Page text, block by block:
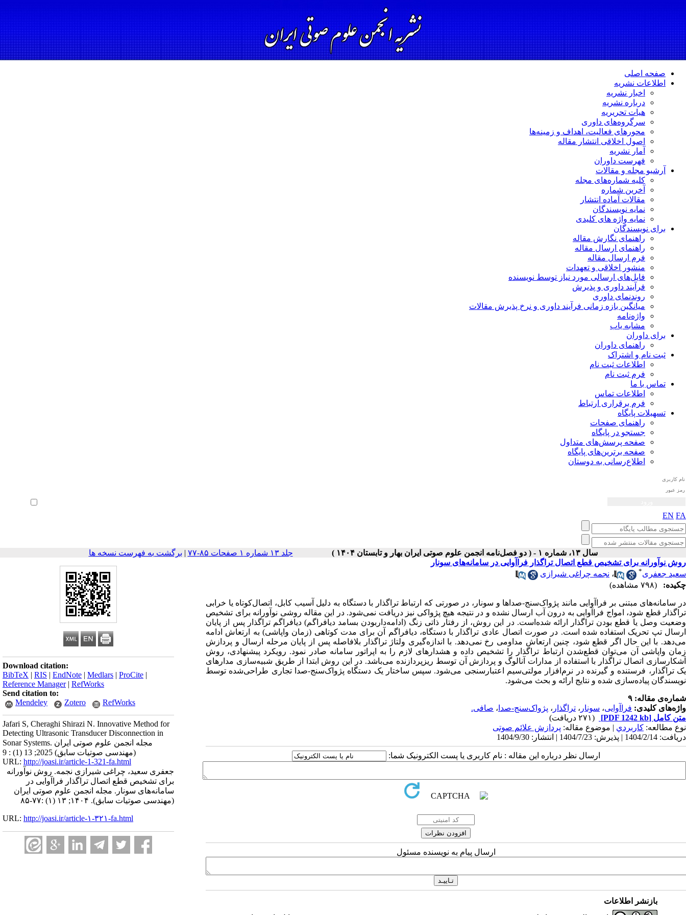
صفحه اصلی
اطلاعات نشریه
اخبار نشریه
درباره نشریه
هیات تحریریه
سرگروه‌های داوری
محورهای فعالیت، اهداف و زمینه‌ها
اصول اخلاقی انتشار مقاله
آمار نشریه
فهرست داوران
آرشیو مجله و مقالات
کلیه شماره‌های مجله
آخرین شماره
مقالات آماده انتشار
نمایه نویسندگان
نمایه واژه های کلیدی
برای نویسندگان
راهنمای نگارش مقاله
راهنمای ارسال مقاله
فرم ارسال مقاله
منشور اخلاقی و تعهدات
فایل‌های ارسالی مورد نیاز توسط نویسنده
فرآیند داوری و پذیرش
روندنمای داوری
میانگین بازه زمانی فرآیند داوری و نرخ پذیرش مقالات
واژه‌نامه
مشابه یاب
برای داوران
راهنمای داوران
ثبت نام و اشتراک
اطلاعات ثبت نام
فرم ثبت نام
تماس با ما
اطلاعات تماس
فرم برقراری ارتباط
تسهیلات پایگاه
راهنمای صفحات
جستجو در پایگاه
صفحه پرسش‌های متداول
صفحه برترین‌های پایگاه
اطلاع‌رسانی به دوستان
EN FA
سال ۱۳، شماره ۱ - ( دو فصل‌نامه انجمن علوم صوتی ايران بهار و تابستان ۱۴۰۴ ) جلد ۱۳ شماره ۱ صفحات ۸۵-۷۷ | برگشت به فهرست نسخه ها
Download citation:
BibTeX | RIS | EndNote | Medlars | ProCite |
Reference Manager| RefWorks
Send citation to:
Mendeley
Zotero RefWorks
Jafari S, Cheraghi Shirazi N. Innovative Method for
Detecting Ultrasonic Transducer Disconnection in
Sonar Systems. مجله انجمن علوم صوتی ایران
(مهندسی صوتیات سابق) 2025; 13 (1) : 9
URL: http://joasi.ir/article-1-321-fa.html
جعفری سعید، چراغی شیرازی نجمه. روش نوآورانه
برای تشخیص قطع اتصال تراگذار فراآوایی در
سامانه‌های سونار. مجله انجمن علوم صوتی ایران
(مهندسی صوتیات سابق). ۱۴۰۴; ۱۳ (۱) :۷۷-۸۵
URL: http://joasi.ir/article-۱-۳۲۱-fa.html
روش نوآورانه برای تشخیص قطع اتصال تراگذار فراآوایی در سامانه‌های سونار
سعید جعفری* ، نجمه چراغی شیرازی
چکیده:
(۷۹۸ مشاهده)
در سامانه‌های مبتنی بر فراآوایی مانند پژواک‌سنج-صداها و سونار، در صورتی که ارتباط تراگذار با دستگاه به دلیل آسیب کابل، اتصال‌کوتاه یا خرابی
تراگذار قطع شود، امواج فراآوایی به درون آب ارسال نشده و در نتیجه هیچ پژواکی نیز دریافت نمی‌شود. در این مقاله روشی نوآورانه برای تشخیص
وضعیت وصل یا قطع بودن تراگذار ارائه شده‌است. در این روش، از رفتار ذاتی زنگ (ادامه‌داربودن بسامد دیافراگم) دیافراگم تراگذار پس از پایان
ارسال تپ تحریک استفاده شده است. در صورت اتصال عادی تراگذار با دستگاه، دیافراگم آن برای مدت کوتاهی (زمان واپاشی) به ارتعاش ادامه
می‌دهد. با این حال اگر قطع شود، چنین ارتعاش مداومی رخ نمی‌دهد. با اندازه‌گیری ولتاژ تراگذار بلافاصله پس از پایان مرحله ارسال و پردازش
زمان واپاشی آن می‌توان قطع‌شدن ارتباط تراگذار را تشخیص داده و هشدارهای لازم را به اپراتور سامانه صادر نمود. رویکرد پیشنهادی، روش
آشکارسازی اتصال تراگذار با استفاده از مدارات آنالوگ و پردازش آن توسط ریزپردازنده می‌باشد. در این روش ابتدا از طریق شبیه‌سازی مدارهای
یک تراگذار، فرستنده و گیرنده در نرم‌افزار مولتی‌سیم اعتبارسنجی می‌شود. سپس ساختار یک دستگاه پژواک‌سنج-صدا تجاری طراحی‌شده توسط
نویسندگان پیاده‌سازی شده و نتایج ارائه و بحث می‌شود.
شماره‌ی مقاله: ۹
واژه‌های کلیدی: فراآوایی، سونار ، تراگذار ، پژواک‌سنج-صدا ، صافی‌.
متن کامل [PDF 1242 kb]
(۲۷۱ دریافت)
نوع مطالعه: كاربردي | موضوع مقاله: پردازش علائم صوتی
دریافت: 1404/2/14 | پذیرش: 1404/7/23 | انتشار: 1404/9/30
ارسال نظر درباره این مقاله : نام کاربری یا پست الکترونیک شما:
ارسال پیام به نویسنده مسئول
بازنشر اطلاعات